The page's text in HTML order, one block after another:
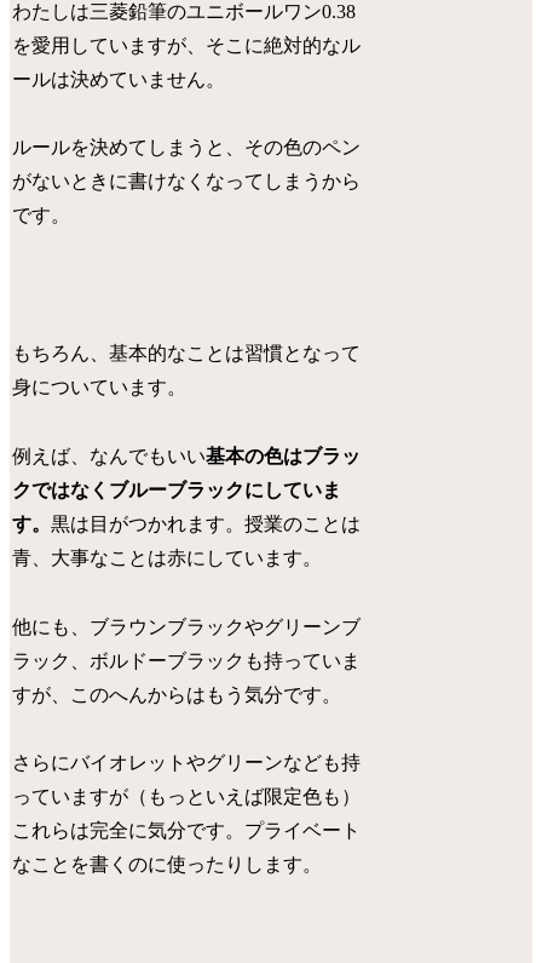
わたしは三菱鉛筆のユニボールワン0.38
を愛用していますが、そこに絶対的なル
ールは決めていません。
ルールを決めてしまうと、その色のペン
がないときに書けなくなってしまうから
です。
もちろん、基本的なことは習慣となって
身についています。
例えば、なんでもいい基本の色はブラッ
クではなくブルーブラックにしていま
す。黒は目がつかれます。授業のことは
青、大事なことは赤にしています。
他にも、ブラウンブラックやグリーンブ
ラック、ボルドーブラックも持っていま
すが、このへんからはもう気分です。
さらにバイオレットやグリーンなども持
っていますが（もっといえば限定色も）
これらは完全に気分です。プライベート
なことを書くのに使ったりします。